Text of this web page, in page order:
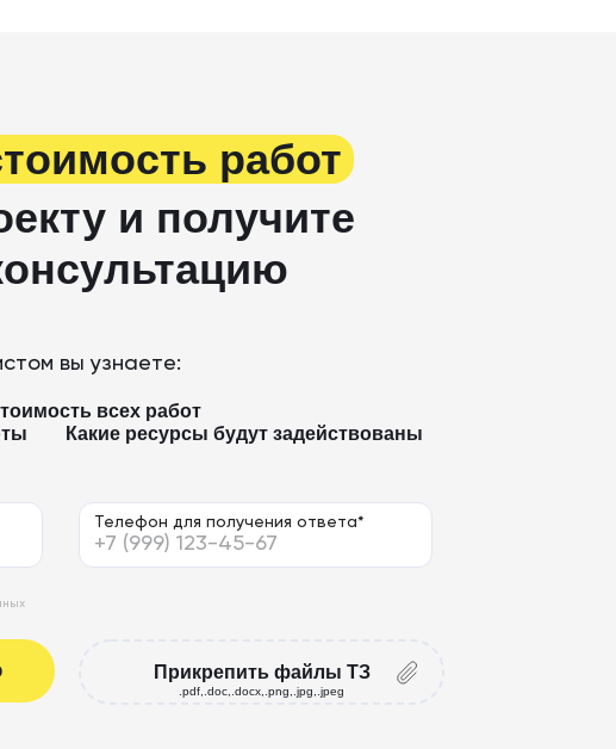
работ
и получите
вы узнаете:
всех работ
Какие ресурсы будут задействованы
Телефон для получения ответа*
Прикрепить файлы ТЗ
.pdf,.doc,.docx,.png,.jpg,.jpeg